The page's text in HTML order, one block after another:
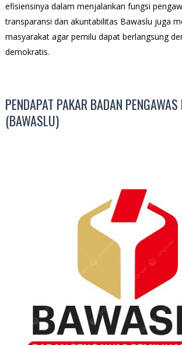
efisiensinya dalam menjalankan fungsi
transparansi dan akuntabilitas Bawaslu juga
masyarakat agar pemilu dapat berlangsung
demokratis.
PENDAPAT PAKAR BADAN
(BAWASLU)